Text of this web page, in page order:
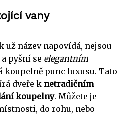
vany
už název napovídá, nejsou
pyšní se elegantním
koupelně punc luxusu. Tato
dveře k netradičním
koupelny. Můžete je
do rohu, nebo